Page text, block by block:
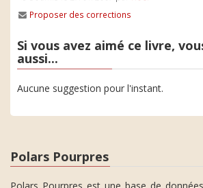
Proposer des corrections
Si vous avez aimé ce livre,
aussi...
Aucune suggestion pour l'instant.
Polars Pourpres